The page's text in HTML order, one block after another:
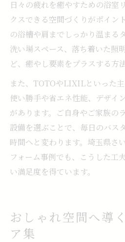
浴室リフォームで最
ット
日々の疲れを癒やすための浴室
クスできる空間づくりがポイン
の浴槽や肩までしっかり温まる
洗い場スペース、落ち着いた照
ど、癒やし要素をプラスする方
また、TOTOやLIXILといった主
使い勝手や省エネ性能、デザイ
があります。ご自身やご家族の
設備を選ぶことで、毎日のバス
時間へと変わります。埼玉県さ
フォーム事例でも、こうした工
い満足度を得ています。
おしゃれ空間へ導
ア集